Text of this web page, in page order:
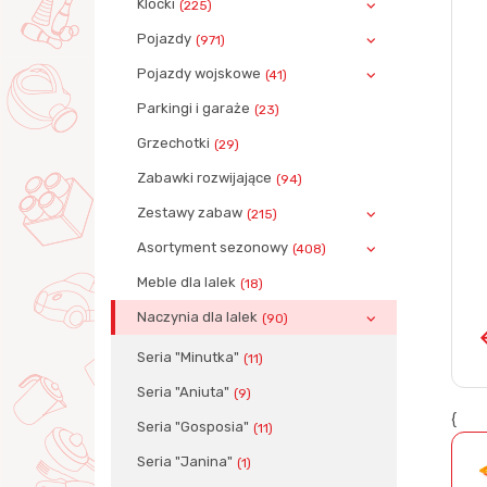
Klocki (225)
Pojazdy (971)
Pojazdy wojskowe (41)
Parkingi i garaże (23)
Grzechotki (29)
Zabawki rozwijające (94)
Zestawy zabaw (215)
Asortyment sezonowy (408)
Meble dla lalek (18)
Naczynia dla lalek (90)
Seria "Minutka" (11)
Seria "Aniuta" (9)
Seria "Gosposia" (11)
Seria "Janina" (1)
{